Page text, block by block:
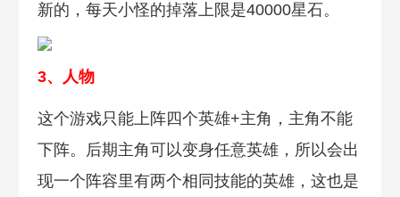
新的，每天小怪的掉落上限是40000星石。
3、 人物
这个游戏只能上阵四个英雄+主角，主角不能
下阵。后期主角可以变身任意英雄，所以会出
现一个阵容里有两个相同技能的英雄，这也是